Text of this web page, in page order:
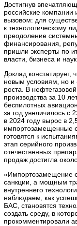
Достигнув
российские компании
вызовом: для
к технологическому
преодоление
финансирования,
пришли эксперты по
власти, бизнеса и
Доклад констатирует,
новым условиям, но и
роста. В
производства за 10
беспилотных
за год увеличилось с
в 2024 году вырос в
импортозамещенные
готовятся к
этап серийного
отечественных
продаж достигла
«Импортозамещение
санкции, а мощным
внутреннего
наблюдаем, как
БАС, становятся
создать среду, в
прокомментировали